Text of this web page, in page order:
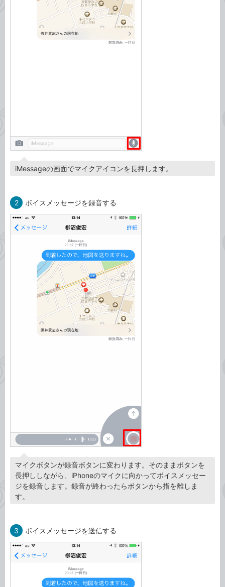
iMessageの画面でマイクアイコンを長押します。
2 ボイスメッセージを録音する
マイクボタンが録音ボタンに変わります。そのままボタンを
長押ししながら、iPhoneのマイクに向かってボイスメッセー
ジを録音します。録音が終わったらボタンから指を離しま
す。
3 ボイスメッセージを送信する